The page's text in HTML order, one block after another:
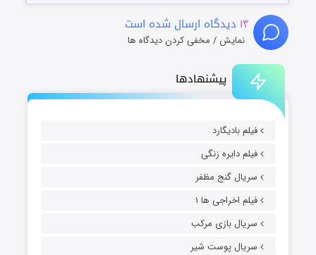
پیشنهادها
فیلم بادیگارد
فیلم دایره زنگی
سریال گنج مظفر
فیلم اخراجی ها ۱
سریال بازی مرکب
سریال پوست شیر
۱۴ دیدگاه ارسال شده است
نمایش / مخفی کردن دیدگاه ها